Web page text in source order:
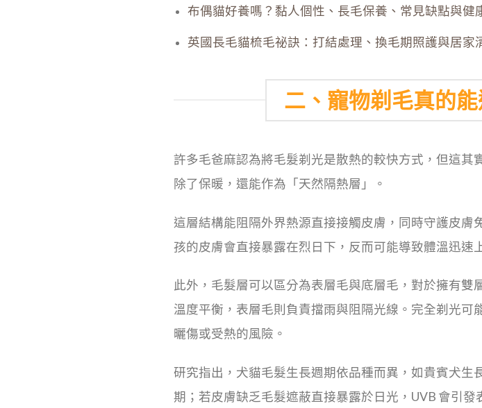
布偶貓好養嗎？黏人個性、長毛保養、常見缺點與健
英國長毛貓梳毛祕訣：打結處理、換毛期照護與居家
二、寵物剃毛真的
許多毛爸麻認為將毛髮剃光是散熱的較快方式，但這其
除了保暖，還能作為「天然隔熱層」。
這層結構能阻隔外界熱源直接接觸皮膚，同時守護皮
孩的皮膚會直接暴露在烈日下，反而可能導致體溫迅速
此外，毛髮層可以區分為表層毛與底層毛，對於擁有
溫度平衡，表層毛則負責擋雨與阻隔光線。完全剃光
曬傷或受熱的風險。
研究指出，犬貓毛髮生長週期依品種而異，如貴賓犬
期；若皮膚缺乏毛髮遮蔽直接暴露於日光，UVB 會引